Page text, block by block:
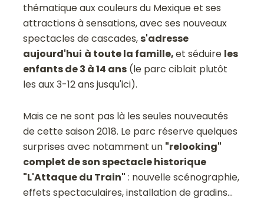
thématique aux couleurs du Mexique et ses
attractions à sensations, avec ses nouveaux
spectacles de cascades,s'adresse
aujourd'hui à toute la famille,et séduire les
enfants de 3 à 14 ans (le parc ciblait plutôt
les aux 3-12 ans jusqu'ici).
Mais ce ne sont pas là les seules nouveautés
de cette saison 2018. Le parc réserve quelques
surprises avec notamment un "relooking"
complet de son spectacle historique
"L'Attaque du Train" : nouvelle scénographie,
effets spectaculaires, installation de gradins...